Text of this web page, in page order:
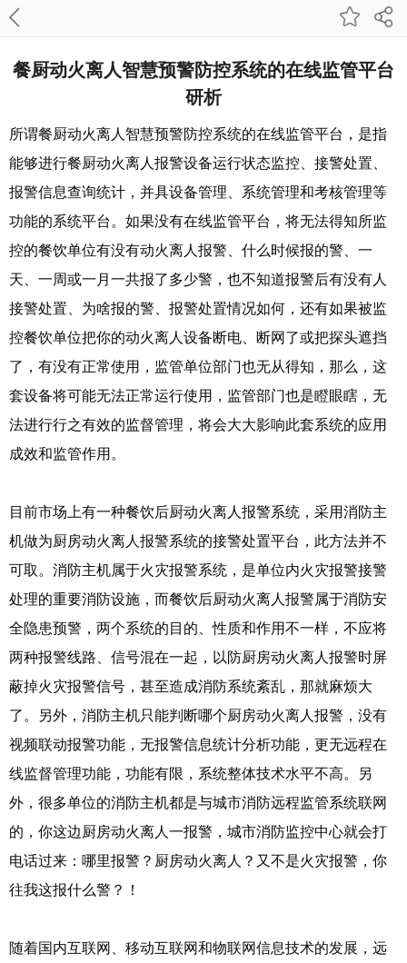
餐厨动火离人智慧预警防控系统的在线监管平台
研析
所谓餐厨动火离人智慧预警防控系统的在线监管平台，是指
能够进行餐厨动火离人报警设备运行状态监控、接警处置、
报警信息查询统计，并具设备管理、系统管理和考核管理等
功能的系统平台。如果没有在线监管平台，将无法得知所监
控的餐饮单位有没有动火离人报警、什么时候报的警、一
天、一周或一月一共报了多少警，也不知道报警后有没有人
接警处置、为啥报的警、报警处置情况如何，还有如果被监
控餐饮单位把你的动火离人设备断电、断网了或把探头遮挡
了，有没有正常使用，监管单位部门也无从得知，那么，这
套设备将可能无法正常运行使用，监管部门也是瞪眼瞎，无
法进行行之有效的监督管理，将会大大影响此套系统的应用
成效和监管作用。
目前市场上有一种餐饮后厨动火离人报警系统，采用消防主
机做为厨房动火离人报警系统的接警处置平台，此方法并不
可取。消防主机属于火灾报警系统，是单位内火灾报警接警
处理的重要消防设施，而餐饮后厨动火离人报警属于消防安
全隐患预警，两个系统的目的、性质和作用不一样，不应将
两种报警线路、信号混在一起，以防厨房动火离人报警时屏
蔽掉火灾报警信号，甚至造成消防系统紊乱，那就麻烦大
了。另外，消防主机只能判断哪个厨房动火离人报警，没有
视频联动报警功能，无报警信息统计分析功能，更无远程在
线监督管理功能，功能有限，系统整体技术水平不高。另
外，很多单位的消防主机都是与城市消防远程监管系统联网
的，你这边厨房动火离人一报警，城市消防监控中心就会打
电话过来：哪里报警？厨房动火离人？又不是火灾报警，你
往我这报什么警？！
随着国内互联网、移动互联网和物联网信息技术的发展，远